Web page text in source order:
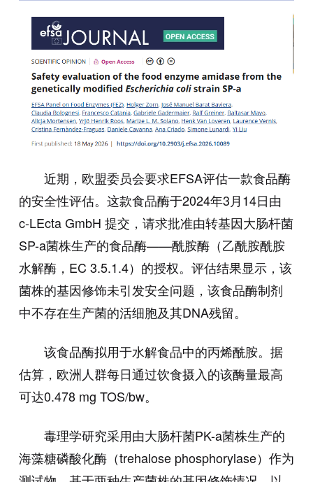
近期，欧盟委员会要求EFSA评估一款食品酶
的安全性评估。这款食品酶于2024年3月14日由
c-LEcta GmbH 提交，请求批准由转基因大肠杆菌
SP-a菌株生产的食品酶——酰胺酶（乙酰胺酰胺
水解酶，EC 3.5.1.4）的授权。评估结果显示，该
菌株的基因修饰未引发安全问题，该食品酶制剂
中不存在生产菌的活细胞及其DNA残留。
该食品酶拟用于水解食品中的丙烯酰胺。据
估算，欧洲人群每日通过饮食摄入的该酶量最高
可达0.478 mg TOS/bw。
毒理学研究采用由大肠杆菌PK-a菌株生产的
海藻糖磷酸化酶（trehalose phosphorylase）作为